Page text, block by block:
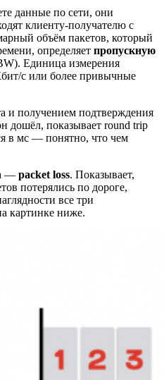
данные по сети, они
клиенту-получателю с
объём пакетов, который
определяет пропускную
Единица измерения
с или более привычные
и получением подтверждения
дошёл, показывает round trip
в мс — понятно, что чем
— packet loss. Показывает,
потерялись по дороге,
все три
картинке ниже.